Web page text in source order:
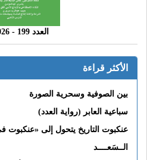
العدد 199 - 2026 Jul
الأكثر قراءة
بين الصوفية وسحرية الصورة
سباعية العابر (رواية العدد)
عنكبوت التاريخ يتحول إلى «عنكبوت
الــسَعــــد